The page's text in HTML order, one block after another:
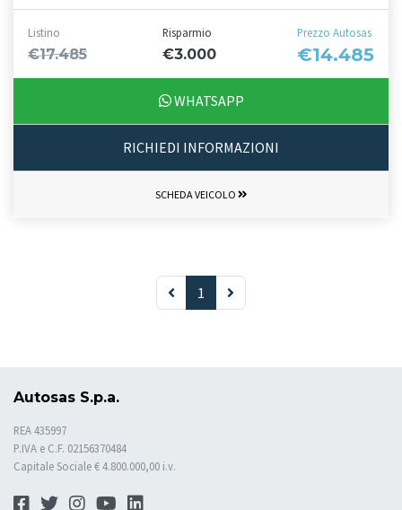
Listino
€17.485
Risparmio
€3.000
Prezzo Autosas
€14.485
WHATSAPP
RICHIEDI INFORMAZIONI
SCHEDA VEICOLO
1
Autosas S.p.a.
REA 435997
P.IVA e C.F. 02156370484
Capitale Sociale € 4.800.000,00 i.v.